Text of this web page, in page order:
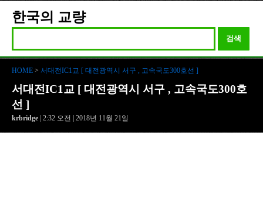
한국의 교량
검색
HOME > 서대전IC1교 [ 대전광역시 서구 , 고속국도300호선 ]
서대전IC1교 [ 대전광역시 서구 , 고속국도300호
선 ]
krbridge | 2:32 오전 | 2018년 11월 21일